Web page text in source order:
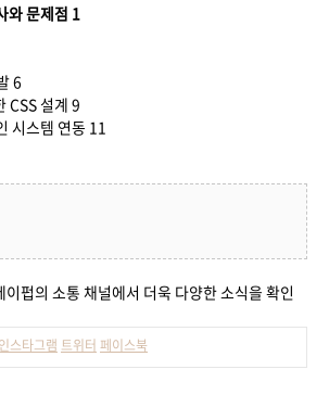
와 문제점 1
6
CSS 설계 9
시스템 연동 11
이펍의 소통 채널에서 더욱 다양한 소식을 확인
인스타그램 트위터 페이스북